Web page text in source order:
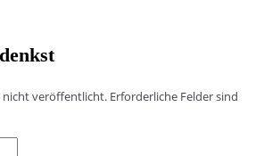
nicht veröffentlicht. Erforderliche Felder sind